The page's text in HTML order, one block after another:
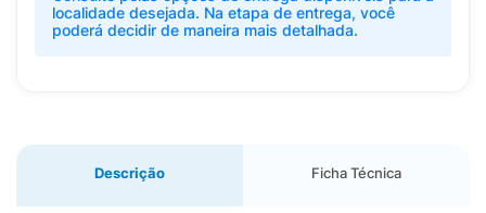
localidade desejada. Na etapa de entrega, você
poderá decidir de maneira mais detalhada.
Descrição Ficha Técnica